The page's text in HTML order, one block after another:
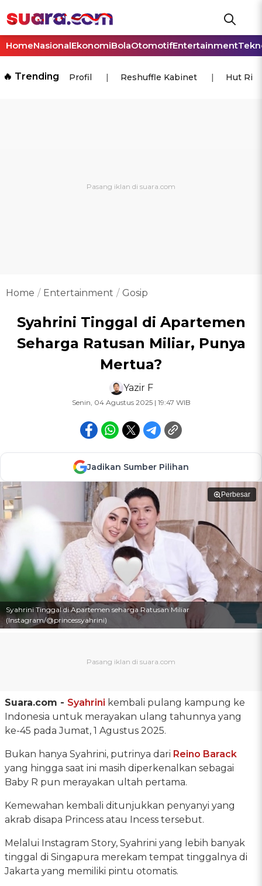
HomeNasionalEkonomiBolaOtomotifEntertainment
🔥 Trending Profil Reshuffle Kabinet Hut Ri
Home Entertainment Gosip
Syahrini Tinggal di Apartemen
Seharga Ratusan Miliar, Punya
Mertua?
Yazir F
Senin, 04 Agustus 2025 | 19:47 WIB
Jadikan Sumber Pilihan
Perbesar
Syahrini Tinggal di Apartemen seharga Ratusan Miliar
(Instagram/@princessyahrini)
Suara.com - Syahrini kembali pulang kampung ke
Indonesia untuk merayakan ulang tahunnya yang
ke-45 pada Jumat, 1 Agustus 2025.
Bukan hanya Syahrini, putrinya dari Reino Barack
yang hingga saat ini masih diperkenalkan sebagai
Baby R pun merayakan ultah pertama.
Kemewahan kembali ditunjukkan penyanyi yang
akrab disapa Princess atau Incess tersebut.
Melalui Instagram Story, Syahrini yang lebih banyak
tinggal di Singapura merekam tempat tinggalnya di
Jakarta yang memiliki pintu otomatis.